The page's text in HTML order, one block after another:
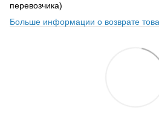
перевозчика)
Больше информации о возврате